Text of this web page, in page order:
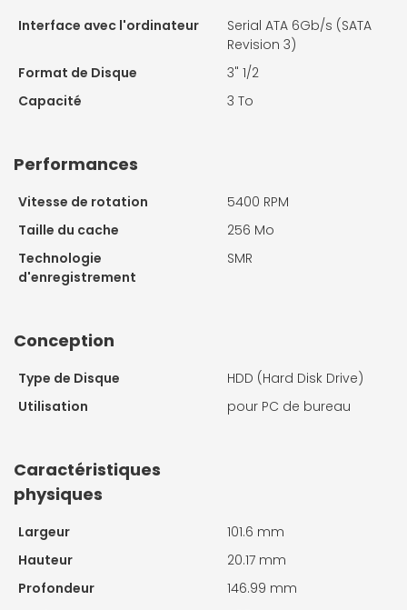
Interface avec l'ordinateur
Serial ATA 6Gb/s (SATA
Revision 3)
Format de Disque
3" 1/2
Capacité
3 To
Performances
Vitesse de rotation
5400 RPM
Taille du cache
256 Mo
Technologie
d'enregistrement
SMR
Conception
Type de Disque
HDD (Hard Disk Drive)
Utilisation
pour PC de bureau
Caractéristiques
physiques
Largeur
101.6 mm
Hauteur
20.17 mm
Profondeur
146.99 mm